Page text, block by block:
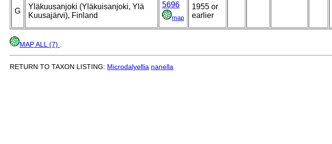
G
Yläkuusanjoki (Yläkuisanjoki, Ylä
Kuusajärvi), Finland
5696
map
1955 or
earlier
MAP ALL (7)
RETURN TO TAXON LISTING: Microdalyellia nanella